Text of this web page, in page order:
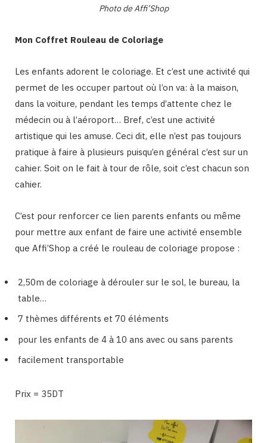
Photo de Affi’Shop
Mon Coffret Rouleau de Coloriage
Les enfants adorent le coloriage. Et c’est une activité qui
permet de les occuper partout où l’on va: à la maison,
dans la voiture, pendant les temps d’attente chez le
médecin ou à l’aéroport… Bref, c’est une activité
artistique qui les amuse. Ceci dit, elle n’est pas toujours
pratique à faire à plusieurs puisqu’en général c’est sur un
cahier. Soit on le fait à tour de rôle, soit c’est chacun son
cahier.
C’est pour renforcer ce lien parents enfants ou même
pour mettre aux enfant de faire une activité ensemble
que Affi’Shop a créé le rouleau de coloriage propose :
2,50m de coloriage à dérouler sur le sol, le bureau, la
table…
7 thèmes différents et 70 éléments
pour les enfants de 4 à 10 ans avec ou sans parents
facilement transportable
Prix = 35DT